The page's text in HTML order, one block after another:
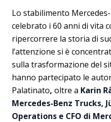
Lo stabilimento
celebrato i 60 anni di vita
ripercorrere la storia di
l’attenzione si è
sulla trasformazione del
hanno partecipato le
Palatinato, oltre a Karin
Mercedes-Benz Trucks,
Operations e CFO di